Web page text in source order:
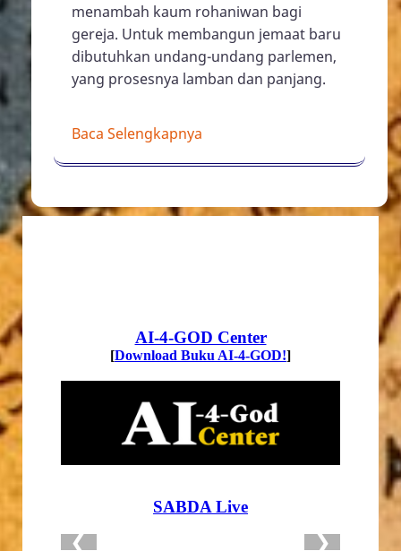
menambah kaum rohaniwan bagi
gereja. Untuk membangun jemaat baru
dibutuhkan undang-undang parlemen,
yang prosesnya lamban dan panjang.
Baca Selengkapnya